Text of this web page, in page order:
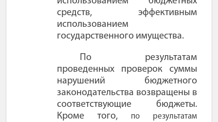
средств, эффективным
использованием
государственного имущества.
По результатам
проведенных проверок суммы
нарушений бюджетного
законодательства возвращены в
соответствующие бюджеты.
Кроме того,
по результатам